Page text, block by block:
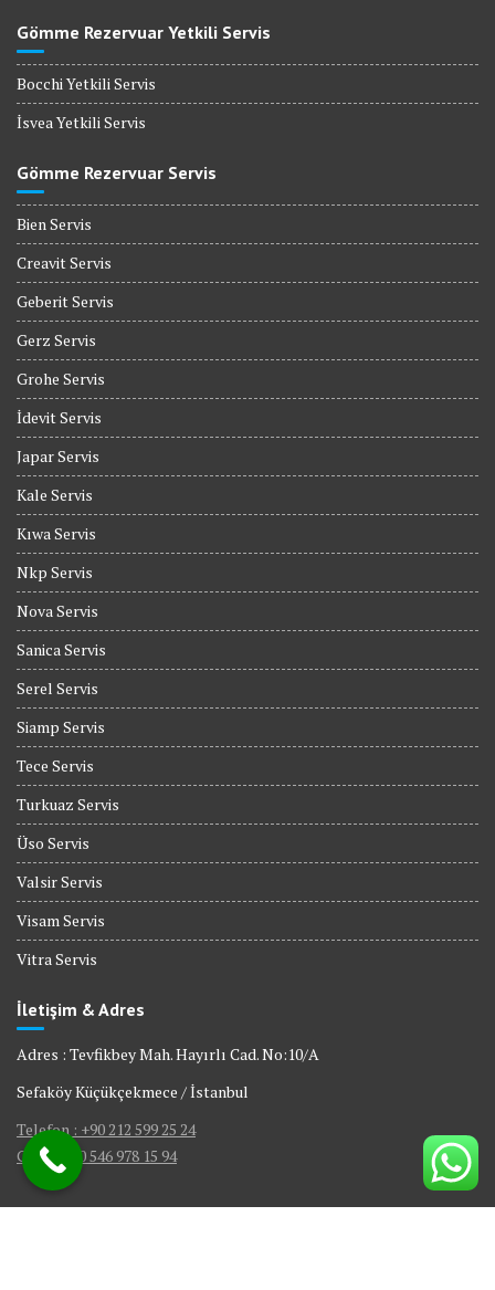
Gömme Rezervuar Yetkili Servis
Bocchi Yetkili Servis
İsvea Yetkili Servis
Gömme Rezervuar Servis
Bien Servis
Creavit Servis
Geberit Servis
Gerz Servis
Grohe Servis
İdevit Servis
Japar Servis
Kale Servis
Kıwa Servis
Nkp Servis
Nova Servis
Sanica Servis
Serel Servis
Siamp Servis
Tece Servis
Turkuaz Servis
Üso Servis
Valsir Servis
Visam Servis
Vitra Servis
İletişim & Adres
Adres : Tevfikbey Mah. Hayırlı Cad. No:10/A
Sefaköy Küçükçekmece / İstanbul
Telefon : +90 212 599 25 24
GSM : +90 546 978 15 94